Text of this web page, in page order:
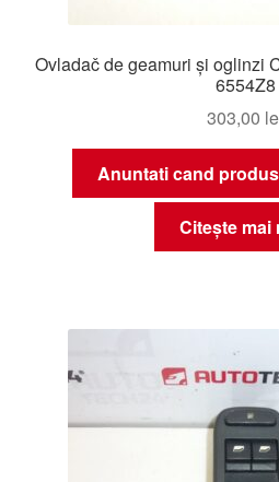
Ovladač de geamuri și oglinzi
6554Z8
303,00
Anuntati cand
Citește mai